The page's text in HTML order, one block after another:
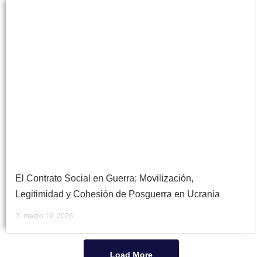
El Contrato Social en Guerra: Movilización,
Legitimidad y Cohesión de Posguerra en Ucrania
marzo 19, 2026
Load More